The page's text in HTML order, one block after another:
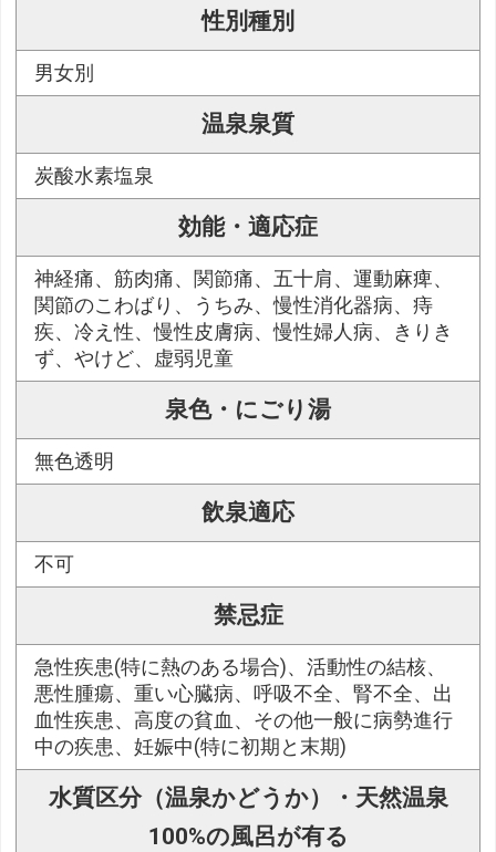
性別種別
男女別
温泉泉質
炭酸水素塩泉
効能・適応症
神経痛、筋肉痛、関節痛、五十肩、運動麻痺、
関節のこわばり、うちみ、慢性消化器病、痔
疾、冷え性、慢性皮膚病、慢性婦人病、きりき
ず、やけど、虚弱児童
泉色・にごり湯
無色透明
飲泉適応
不可
禁忌症
急性疾患(特に熱のある場合)、活動性の結核、
悪性腫瘍、重い心臓病、呼吸不全、腎不全、出
血性疾患、高度の貧血、その他一般に病勢進行
中の疾患、妊娠中(特に初期と末期)
水質区分（温泉かどうか）・天然温泉
100%の風呂が有る